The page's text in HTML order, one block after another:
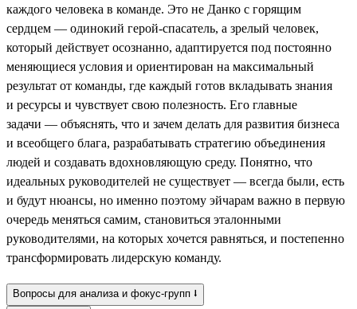
каждого человека в команде. Это не Данко с горящим
сердцем — одинокий герой-спасатель, а зрелый человек,
который действует осознанно, адаптируется под постоянно
меняющиеся условия и ориентирован на максимальный
результат от команды, где каждый готов вкладывать знания
и ресурсы и чувствует свою полезность. Его главные
задачи — объяснять, что и зачем делать для развития бизнеса
и всеобщего блага, разрабатывать стратегию объединения
людей и создавать вдохновляющую среду. Понятно, что
идеальных руководителей не существует — всегда были, есть
и будут нюансы, но именно поэтому эйчарам важно в первую
очередь меняться самим, становиться эталонными
руководителями, на которых хочется равняться, и постепенно
трансформировать лидерскую команду.
Вопросы для анализа и фокус-групп ⭣